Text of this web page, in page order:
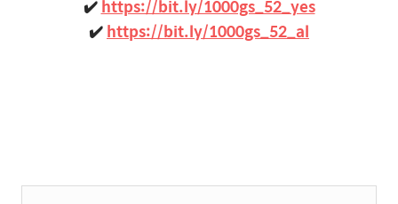
✔️https://bit.ly/1000gs_52_yes
✔️https://bit.ly/1000gs_52_al